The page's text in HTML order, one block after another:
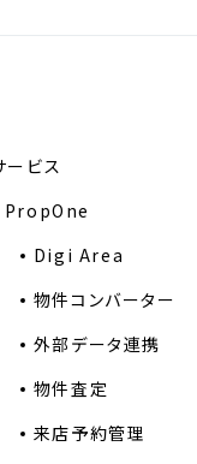
ービス
PropOne
Digi Area
物件コンバーター
外部データ連携
物件査定
来店予約管理